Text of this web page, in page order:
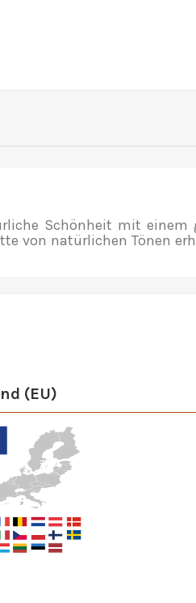
Schönheit mit einem
von natürlichen Tönen
(EU)